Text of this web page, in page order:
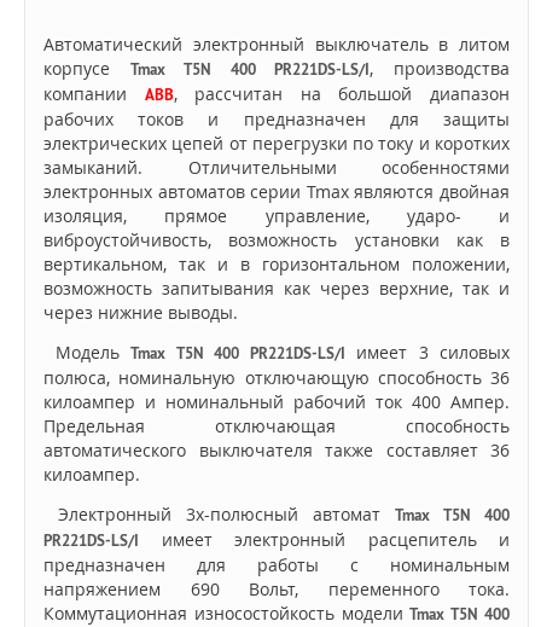
Автоматический электронный выключатель в литом
корпусе Tmax T5N 400 PR221DS-LS/I, производства
компании ABB, рассчитан на большой диапазон
рабочих токов и предназначен для защиты
электрических цепей от перегрузки по току и коротких
замыканий. Отличительными особенностями
электронных автоматов серии Tmax являются двойная
изоляция, прямое управление, ударо- и
виброустойчивость, возможность установки как в
вертикальном, так и в горизонтальном положении,
возможность запитывания как через верхние, так и
через нижние выводы.
Модель Tmax T5N 400 PR221DS-LS/I имеет 3 силовых
полюса, номинальную отключающую способность 36
килоампер и номинальный рабочий ток 400 Ампер.
Предельная отключающая способность
автоматического выключателя также составляет 36
килоампер.
Электронный 3х-полюсный автомат Tmax T5N 400
PR221DS-LS/I
имеет электронный расцепитель и
предназначен для работы с номинальным
напряжением 690 Вольт, переменного тока.
Коммутационная износостойкость моделиTmax T5N 400